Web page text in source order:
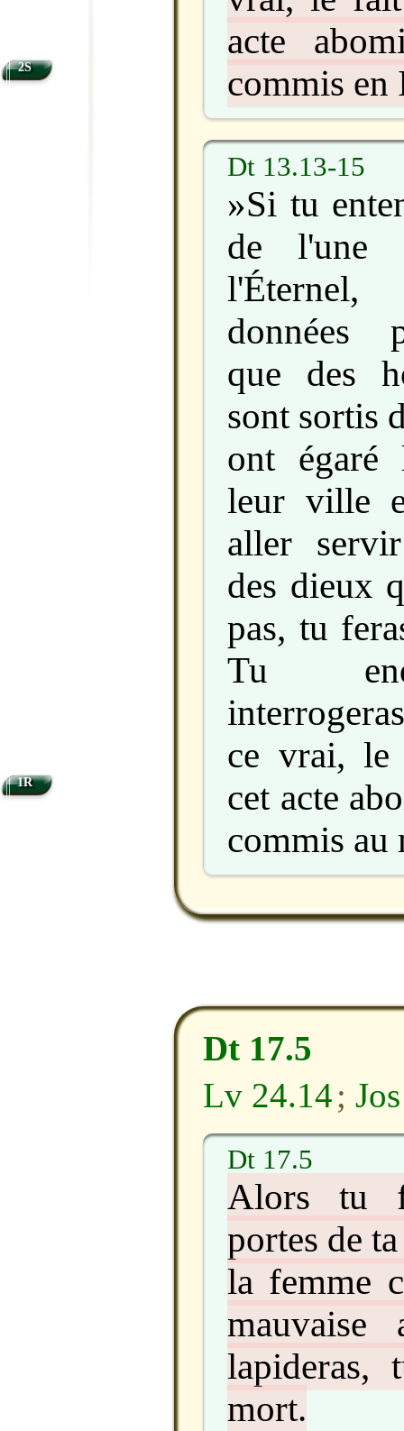
acte
commis en
Dt 13.13-15
»Si tu
de l'une
données
que des
sont sortis
ont égaré
leur ville
aller
des dieux
pas, tu
Tu
ce vrai, le
cet acte
commis au
Dt 17.5
Lv 24.14;
Dt 17.5
Alors tu
portes de
la femme
lapideras,
mort.
2S
1R